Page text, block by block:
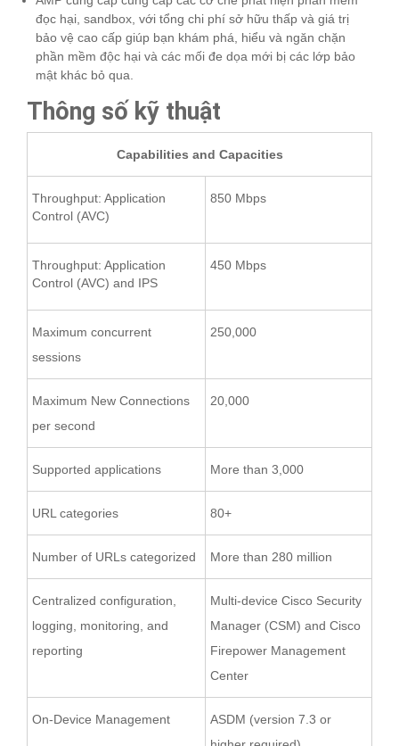
đọc hại, sandbox, với tổng chi phí sở hữu thấp và giá trị
bảo vệ cao cấp giúp bạn khám phá, hiểu và ngăn chặn
phần mềm độc hại và các mối đe dọa mới bị các lớp bảo
mật khác bỏ qua.
Thông số kỹ thuật
Capabilities and Capacities
Throughput: Application
Control (AVC)
850 Mbps
Throughput: Application
Control (AVC) and IPS
450 Mbps
Maximum concurrent
sessions
250,000
Maximum New Connections
per second
20,000
Supported applications More than 3,000
URL categories 80+
Number of URLs categorized More than 280 million
Centralized configuration,
logging, monitoring, and
reporting
Multi-device Cisco Security
Manager (CSM) and Cisco
Firepower Management
Center
On-Device Management
ASDM (version 7.3 or